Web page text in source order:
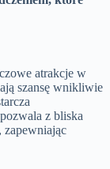
atrakcje w
szansę wnikliwie
z bliska